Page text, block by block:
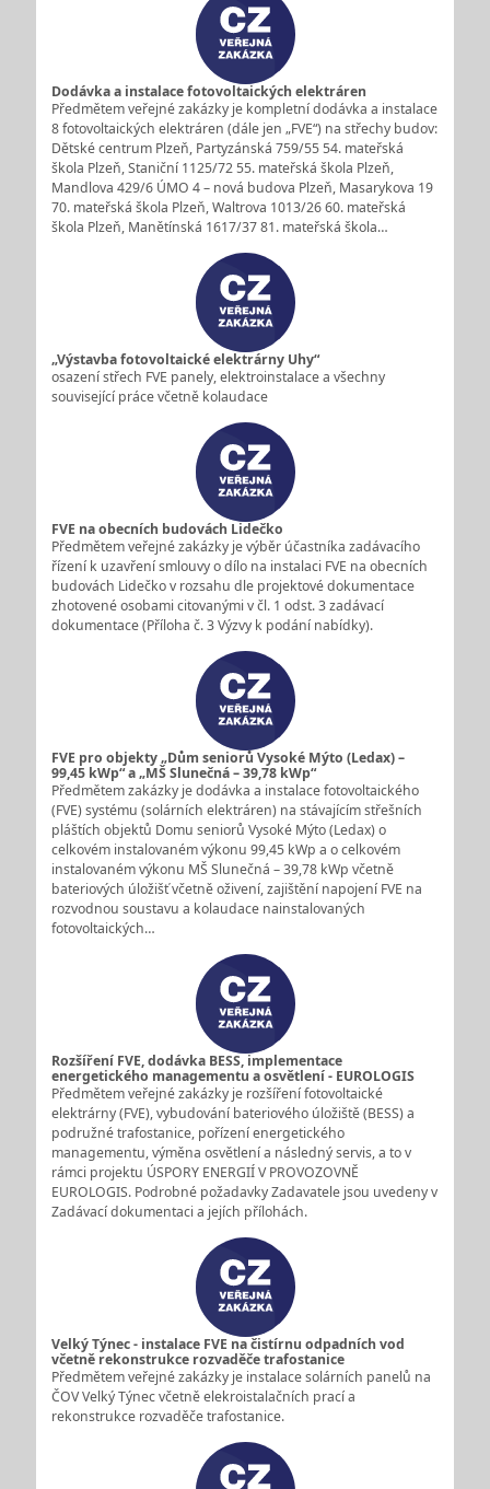
Dodávka a instalace fotovoltaických elektráren
Předmětem veřejné zakázky je kompletní dodávka a instalace
8 fotovoltaických elektráren (dále jen „FVE“) na střechy budov:
Dětské centrum Plzeň, Partyzánská 759/55 54. mateřská
škola Plzeň, Staniční 1125/72 55. mateřská škola Plzeň,
Mandlova 429/6 ÚMO 4 – nová budova Plzeň, Masarykova 19
70. mateřská škola Plzeň, Waltrova 1013/26 60. mateřská
škola Plzeň, Manětínská 1617/37 81. mateřská škola…
„Výstavba fotovoltaické elektrárny Uhy“
osazení střech FVE panely, elektroinstalace a všechny
související práce včetně kolaudace
FVE na obecních budovách Lidečko
Předmětem veřejné zakázky je výběr účastníka zadávacího
řízení k uzavření smlouvy o dílo na instalaci FVE na obecních
budovách Lidečko v rozsahu dle projektové dokumentace
zhotovené osobami citovanými v čl. 1 odst. 3 zadávací
dokumentace (Příloha č. 3 Výzvy k podání nabídky).
FVE pro objekty „Dům seniorů Vysoké Mýto (Ledax) –
99,45 kWp“ a „MŠ Slunečná – 39,78 kWp“
Předmětem zakázky je dodávka a instalace fotovoltaického
(FVE) systému (solárních elektráren) na stávajícím střešních
pláštích objektů Domu seniorů Vysoké Mýto (Ledax) o
celkovém instalovaném výkonu 99,45 kWp a o celkovém
instalovaném výkonu MŠ Slunečná – 39,78 kWp včetně
bateriových úložišť včetně oživení, zajištění napojení FVE na
rozvodnou soustavu a kolaudace nainstalovaných
fotovoltaických…
Rozšíření FVE, dodávka BESS, implementace
energetického managementu a osvětlení - EUROLOGIS
Předmětem veřejné zakázky je rozšíření fotovoltaické
elektrárny (FVE), vybudování bateriového úložiště (BESS) a
podružné trafostanice, pořízení energetického
managementu, výměna osvětlení a následný servis, a to v
rámci projektu ÚSPORY ENERGIÍ V PROVOZOVNĚ
EUROLOGIS. Podrobné požadavky Zadavatele jsou uvedeny v
Zadávací dokumentaci a jejích přílohách.
Velký Týnec - instalace FVE na čistírnu odpadních vod
včetně rekonstrukce rozvaděče trafostanice
Předmětem veřejné zakázky je instalace solárních panelů na
ČOV Velký Týnec včetně elekroistalačních prací a
rekonstrukce rozvaděče trafostanice.